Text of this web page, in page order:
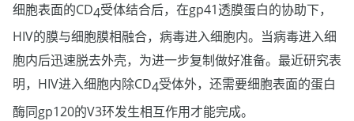
细胞表面的CD4受体结合后，在gp41透膜蛋白的协助下，
HIV的膜与细胞膜相融合，病毒进入细胞内。当病毒进入细
胞内后迅速脱去外壳，为进一步复制做好准备。最近研究表
明，HIV进入细胞内除CD4受体外，还需要细胞表面的蛋白
酶同gp120的V3环发生相互作用才能完成。